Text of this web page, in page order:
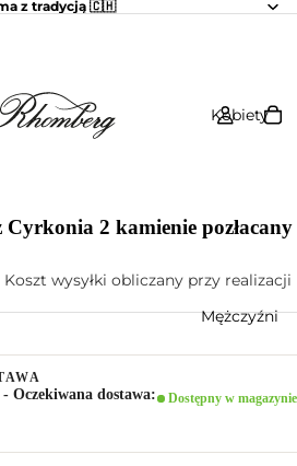
z tradycją 🇨🇭
Kobiety
Mężczyźni
2 kamienie pozłacany
wysyłki obliczany przy realizacji
Oczekiwana dostawa:
Dostępny w magazynie